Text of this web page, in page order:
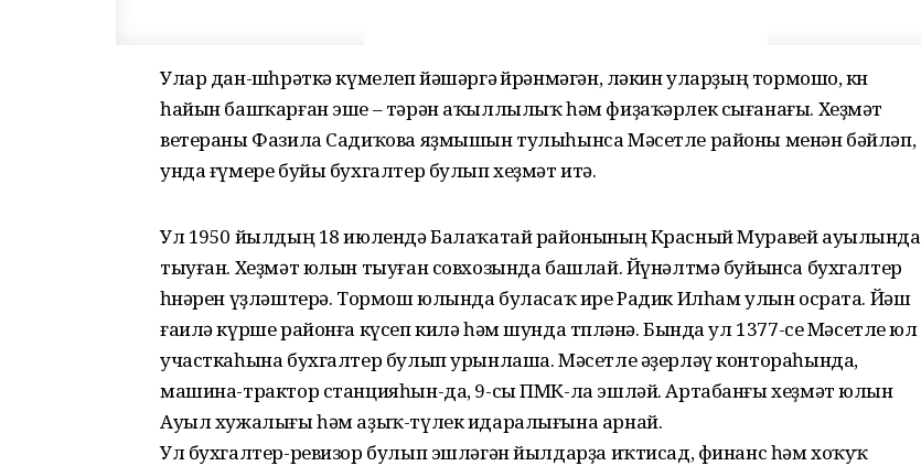
Улар дан-шөһрәткә күмелеп йәшәргә өйрәнмәгән, ләкин уларҙың тормошо, көн
һайын башҡарған эше – тәрән аҡыллылыҡ һәм фиҙаҡәрлек сығанағы. Хеҙмәт
ветераны Фазила Садиҡова яҙмышын тулыһынса Мәсетле районы менән бәйләп,
унда ғүмере буйы бухгалтер булып хеҙмәт итә.
Ул 1950 йылдың 18 июлендә Балаҡатай районының Красный Муравей ауылында
тыуған. Хеҙмәт юлын тыуған совхозында башлай. Йүнәлтмә буйынса бухгалтер
һөнәрен үҙләштерә. Тормош юлында буласаҡ ире Радик Илһам улын осрата. Йәш
ғаилә күрше районға күсеп килә һәм шунда төпләнә. Бында ул 1377-се Мәсетле юл
участкаһына бухгалтер булып урынлаша. Мәсетле әҙерләү контораһында,
машина-трактор станцияһын-да, 9-сы ПМК-ла эшләй. Артабанғы хеҙмәт юлын
Ауыл хужалығы һәм аҙыҡ-түлек идаралығына арнай.
Ул бухгалтер-ревизор булып эшләгән йылдарҙа иҡтисад, финанс һәм хоҡуҡ